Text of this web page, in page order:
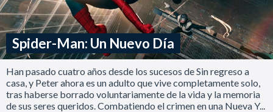
Spider-Man: Un Nuevo Día
Han pasado cuatro años desde los sucesos de Sin regreso a
casa, y Peter ahora es un adulto que vive completamente solo,
tras haberse borrado voluntariamente de la vida y la memoria
de sus seres queridos. Combatiendo el crimen en una Nueva Y...